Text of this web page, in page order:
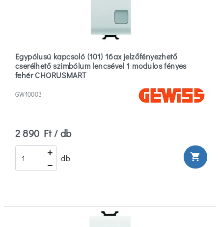
Egypólusú kapcsoló (101) 16ax jelzőfényezhető
cserélhető szimbólum lencsével 1 modulos fényes
fehér CHORUSMART
GW10003
2 890 Ft / db
db shopping_cart